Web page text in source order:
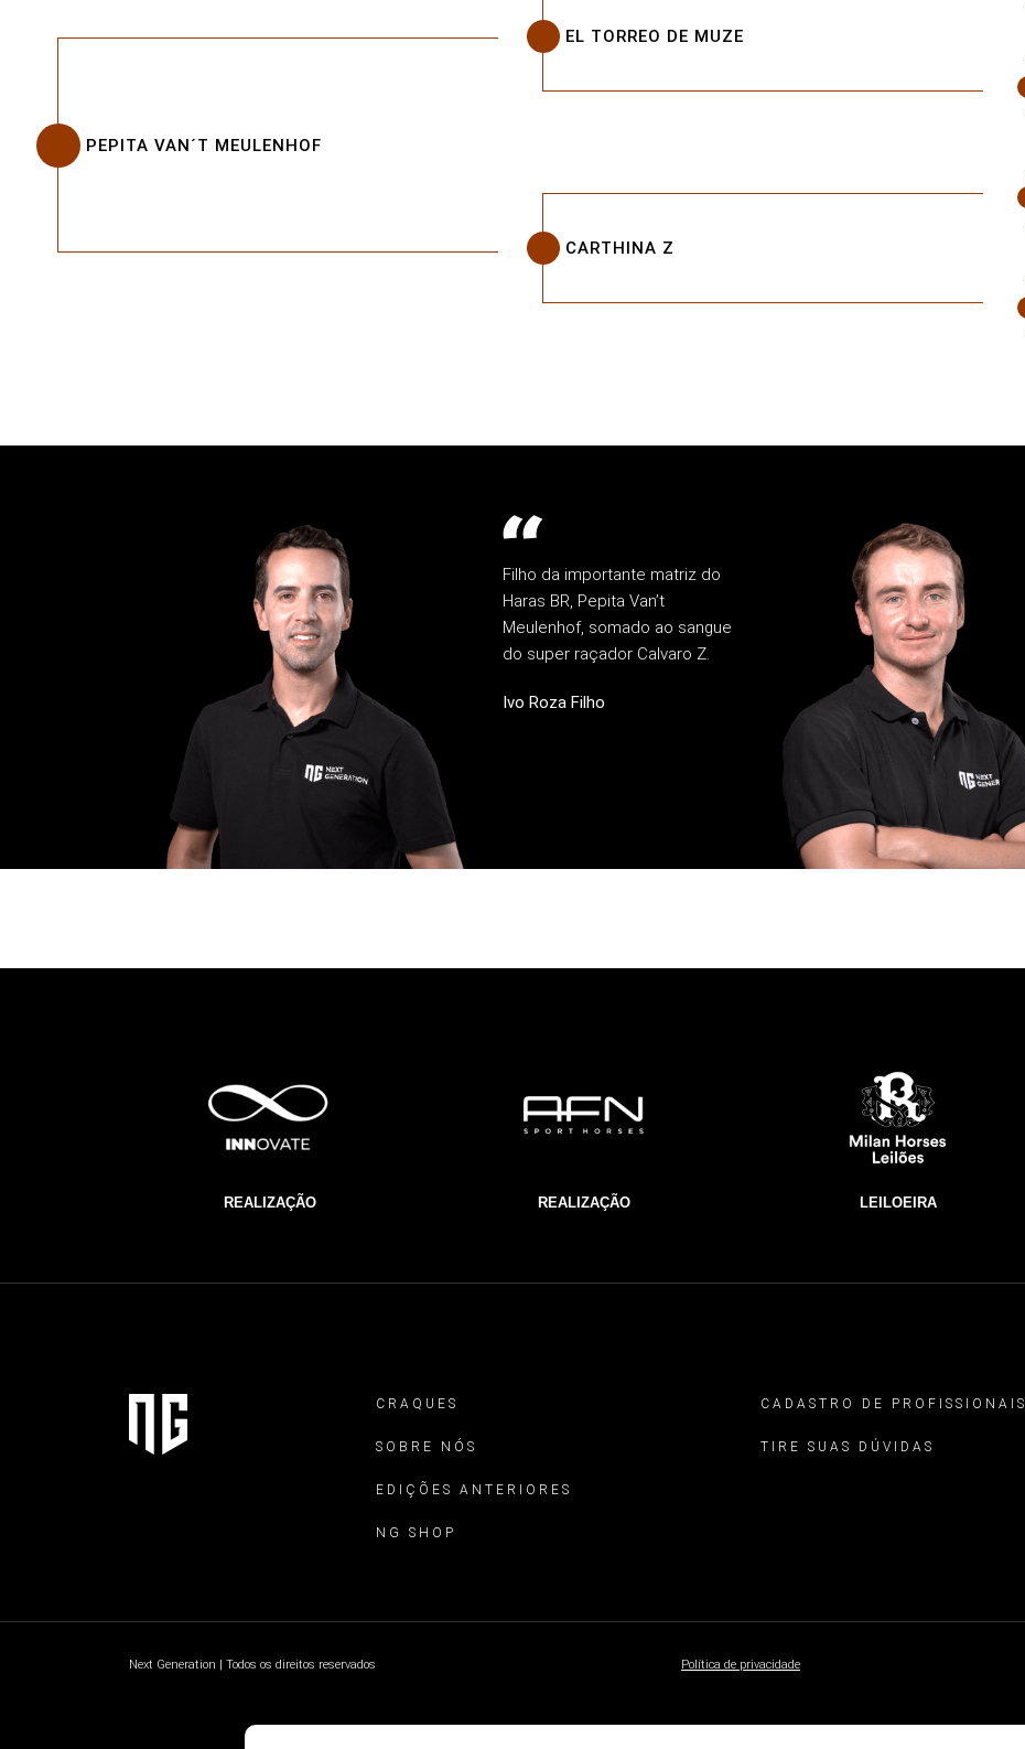
PEPITA VAN´T MEULENHOF
EL TORREO DE MUZE
CARTHINA Z
Filho da importante matriz do
Haras BR, Pepita Van’t
Meulenhof, somado ao sangue
do super raçador Calvaro Z.
Ivo Roza Filho
REALIZAÇÃO REALIZAÇÃO LEILOEIRA
CRAQUES
SOBRE NÓS
EDIÇÕES ANTERIORES
NG SHOP
CADASTRO DE PROFISSIONAIS
TIRE SUAS DÚVIDAS
Next Generation | Todos os direitos reservados Política de privacidade